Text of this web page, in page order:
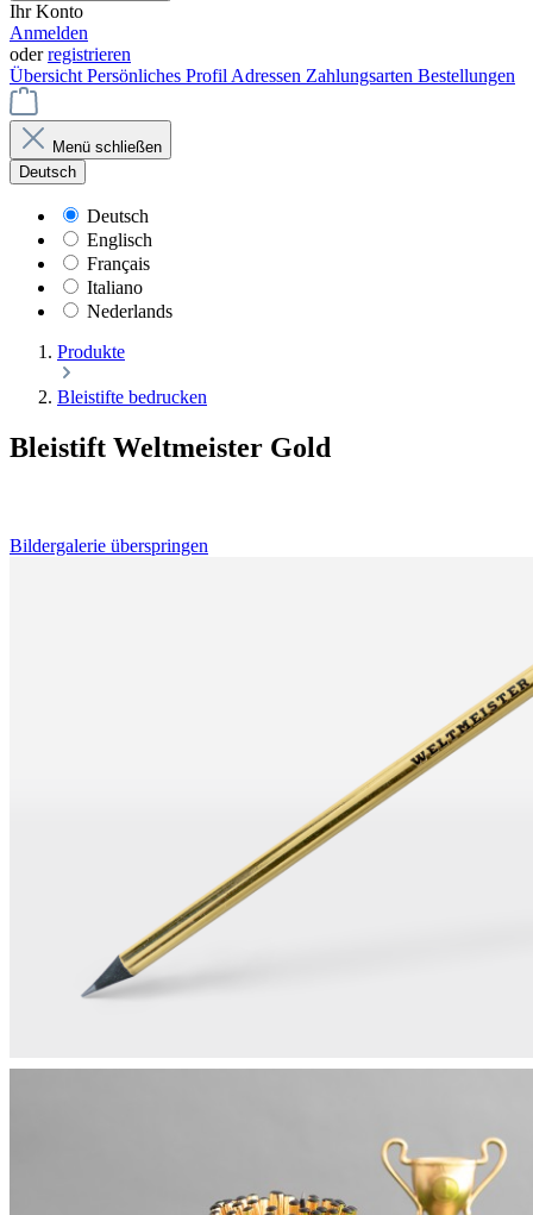
Ihr Konto
Anmelden
oderregistrieren
Übersicht Persönliches Profil Adressen Zahlungsarten Bestellungen
Menü schließen
Deutsch
Deutsch
Englisch
Français
Italiano
Nederlands
Produkte
Bleistifte bedrucken
Bleistift Weltmeister Gold
Bildergalerie überspringen